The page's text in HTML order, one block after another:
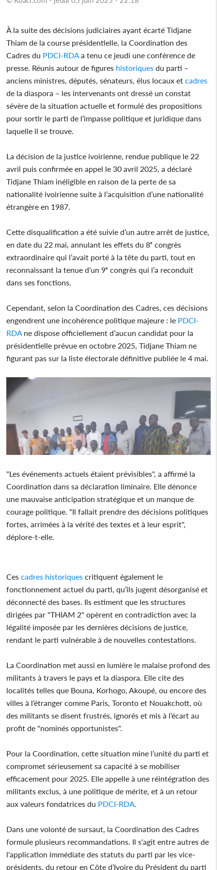
À la suite des décisions judiciaires ayant écarté Tidjane
Thiam de la course présidentielle, la Coordination des
Cadres du PDCI-RDA a tenu ce jeudi une conférence de
presse. Réunis autour de figures historiques du parti –
anciens ministres, députés, sénateurs, élus locaux et cadres
de la diaspora – les intervenants ont dressé un constat
sévère de la situation actuelle et formulé des propositions
pour sortir le parti de l’impasse politique et juridique dans
laquelle il se trouve.
La décision de la justice ivoirienne, rendue publique le 22
avril puis confirmée en appel le 30 avril 2025, a déclaré
Tidjane Thiam inéligible en raison de la perte de sa
nationalité ivoirienne suite à l’acquisition d’une nationalité
étrangère en 1987.
Cette disqualification a été suivie d’un autre arrêt de justice,
en date du 22 mai, annulant les effets du 8ᵉ congrès
extraordinaire qui l’avait porté à la tête du parti, tout en
reconnaissant la tenue d’un 9ᵉ congrès qui l’a reconduit
dans ses fonctions.
Cependant, selon la Coordination des Cadres, ces décisions
engendrent une incohérence politique majeure : le PDCI-
RDA ne dispose officiellement d’aucun candidat pour la
présidentielle prévue en octobre 2025, Tidjane Thiam ne
figurant pas sur la liste électorale définitive publiée le 4 mai.
"Les événements actuels étaient prévisibles", a affirmé la
Coordination dans sa déclaration liminaire. Elle dénonce
une mauvaise anticipation stratégique et un manque de
courage politique. "Il fallait prendre des décisions politiques
fortes, arrimées à la vérité des textes et à leur esprit",
déplore-t-elle.
Ces cadres historiques critiquent également le
fonctionnement actuel du parti, qu’ils jugent désorganisé et
déconnecté des bases. Ils estiment que les structures
dirigées par "THIAM 2" opèrent en contradiction avec la
légalité imposée par les dernières décisions de justice,
rendant le parti vulnérable à de nouvelles contestations.
La Coordination met aussi en lumière le malaise profond des
militants à travers le pays et la diaspora. Elle cite des
localités telles que Bouna, Korhogo, Akoupé, ou encore des
villes à l’étranger comme Paris, Toronto et Nouakchott, où
des militants se disent frustrés, ignorés et mis à l’écart au
profit de "nominés opportunistes".
Pour la Coordination, cette situation mine l’unité du parti et
compromet sérieusement sa capacité à se mobiliser
efficacement pour 2025. Elle appelle à une réintégration des
militants exclus, à une politique de mérite, et à un retour
aux valeurs fondatrices du PDCI-RDA
Dans une volonté de sursaut, la Coordination des Cadres
formule plusieurs recommandations. Il s'agit entre autres de
l'application immédiate des statuts du parti par les vice-
présidents, du retour en Côte d’Ivoire du Président du parti